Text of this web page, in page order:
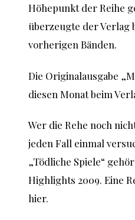
Höhepunkt der Reihe
überzeugte der Verlag
vorherigen Bänden.
Die Originalausgabe
diesen Monat beim
Wer die Rehe noch
jeden Fall einmal
„Tödliche Spiele“
Highlights 2009. Eine
hier.